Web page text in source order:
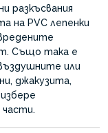
разкъсвания
на PVC лепенки
Също така е
или
джакузита,
части.